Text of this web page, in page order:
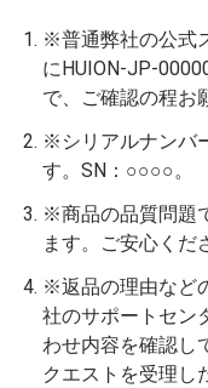
※普通弊社の公式
にHUION-JP-
で、ご確認の程お
※シリアルナンバ
す。SN：○○○○。
※商品の品質問題
ます。ご安心くだ
※返品の理由など
社のサポートセン
わせ内容を確認し
クエストを受理し